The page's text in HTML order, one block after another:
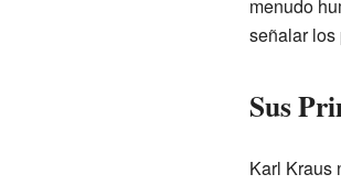
menudo
señalar los
Sus
Karl Kraus